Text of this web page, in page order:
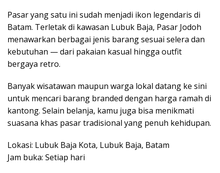
Pasar yang satu ini sudah menjadi ikon legendaris di
Batam. Terletak di kawasan Lubuk Baja, Pasar Jodoh
menawarkan berbagai jenis barang sesuai selera dan
kebutuhan — dari pakaian kasual hingga outfit
bergaya retro.
Banyak wisatawan maupun warga lokal datang ke sini
untuk mencari barang branded dengan harga ramah di
kantong. Selain belanja, kamu juga bisa menikmati
suasana khas pasar tradisional yang penuh kehidupan.
Lokasi: Lubuk Baja Kota, Lubuk Baja, Batam
Jam buka: Setiap hari